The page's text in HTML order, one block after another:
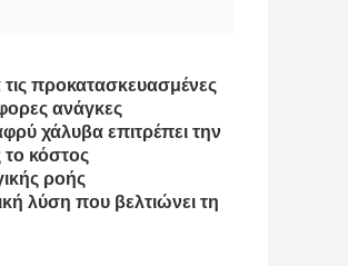
τις προκατασκευασμένες
ανάγκες
χάλυβα επιτρέπει την
κόστος
ροής
λύση που βελτιώνει τη